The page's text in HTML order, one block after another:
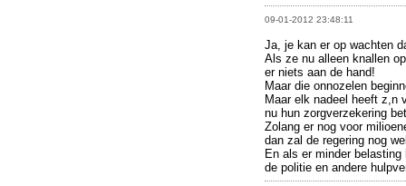
09-01-2012 23:48:11
Ja, je kan er op wachten
Als ze nu alleen knallen
er niets aan de hand!
Maar die onnozelen
Maar elk nadeel heeft z,n
nu hun zorgverzekering
Zolang er nog voor
dan zal de regering nog
En als er minder
de politie en andere